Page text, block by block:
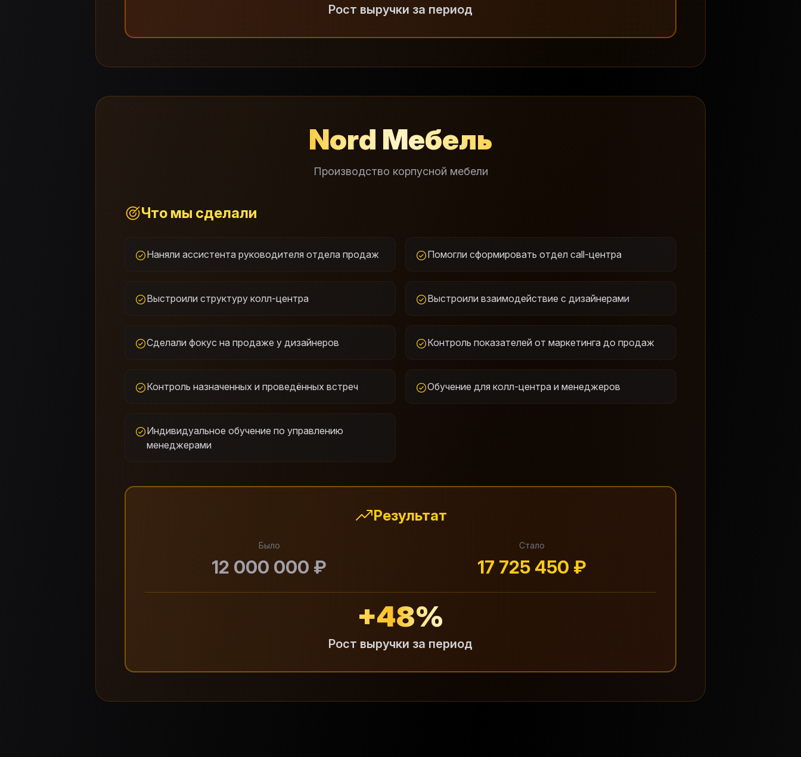
Рост выручки за период
Nord Мебель
Производство корпусной мебели
Что мы сделали
Наняли ассистента руководителя отдела продаж Помогли сформировать отдел call-центра
Выстроили структуру колл-центра Выстроили взаимодействие с дизайнерами
Сделали фокус на продаже у дизайнеров Контроль показателей от маркетинга до продаж
Контроль назначенных и проведённых встреч Обучение для колл-центра и менеджеров
Индивидуальное обучение по управлению
менеджерами
Результат
Было
12 000 000 ₽
Стало
17 725 450 ₽
+48%
Рост выручки за период